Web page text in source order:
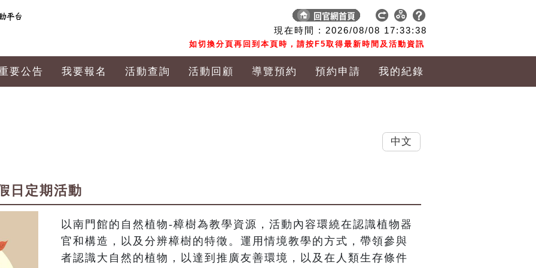
現在時間 : 2026/08/08 17:33:39
如切換分頁再回到本頁時，請按F5取得最新時間及活動資訊
要公告 我要報名 活動查詢 活動回顧 導覽預約 預約申請 我的紀錄
日定期活動
以南門館的自然植物-樟樹為教學資源，活動內容環繞在認識植物器
官和構造，以及分辨樟樹的特徵。運用情境教學的方式，帶領參與
者認識大自然的植物，以達到推廣友善環境，以及在人類生存條件